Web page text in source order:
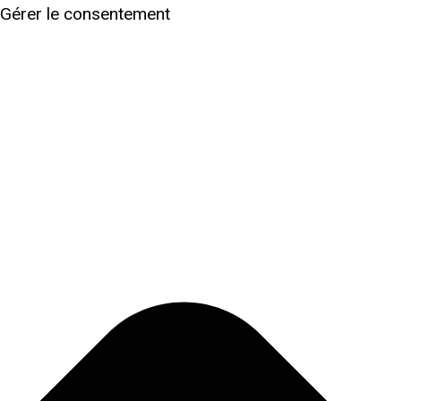
Gérer le consentement